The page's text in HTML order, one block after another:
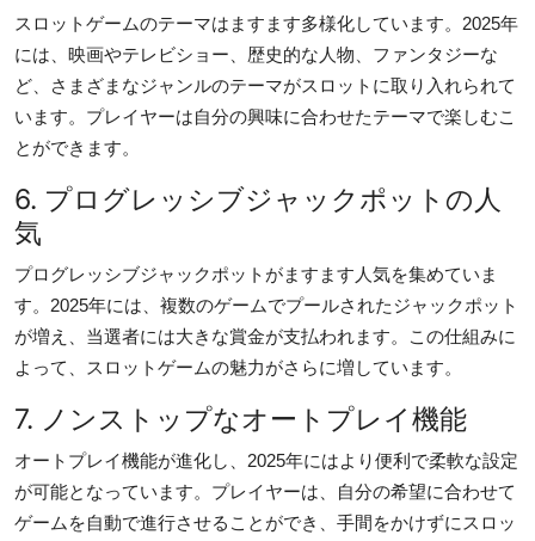
スロットゲームのテーマはますます多様化しています。2025年
には、映画やテレビショー、歴史的な人物、ファンタジーな
ど、さまざまなジャンルのテーマがスロットに取り入れられて
います。プレイヤーは自分の興味に合わせたテーマで楽しむこ
とができます。
6. プログレッシブジャックポットの人
気
プログレッシブジャックポットがますます人気を集めていま
す。2025年には、複数のゲームでプールされたジャックポット
が増え、当選者には大きな賞金が支払われます。この仕組みに
よって、スロットゲームの魅力がさらに増しています。
7. ノンストップなオートプレイ機能
オートプレイ機能が進化し、2025年にはより便利で柔軟な設定
が可能となっています。プレイヤーは、自分の希望に合わせて
ゲームを自動で進行させることができ、手間をかけずにスロッ